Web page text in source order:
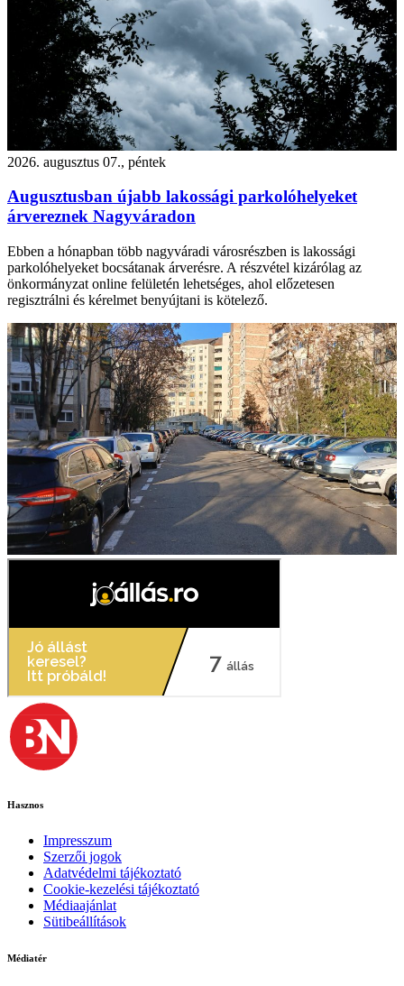
2026. augusztus 07., péntek
Augusztusban újabb lakossági parkolóhelyeket
árvereznek Nagyváradon
Ebben a hónapban több nagyváradi városrészben is lakossági
parkolóhelyeket bocsátanak árverésre. A részvétel kizárólag az
önkormányzat online felületén lehetséges, ahol előzetesen
regisztrálni és kérelmet benyújtani is kötelező.
Hasznos
Impresszum
Szerzői jogok
Adatvédelmi tájékoztató
Cookie-kezelési tájékoztató
Médiaajánlat
Sütibeállítások
Médiatér